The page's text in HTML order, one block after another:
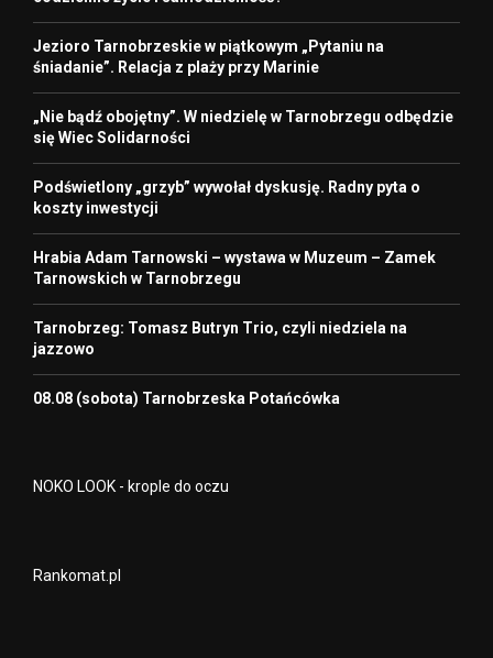
Jezioro Tarnobrzeskie w piątkowym „Pytaniu na
śniadanie”. Relacja z plaży przy Marinie
„Nie bądź obojętny”. W niedzielę w Tarnobrzegu odbędzie
się Wiec Solidarności
Podświetlony „grzyb” wywołał dyskusję. Radny pyta o
koszty inwestycji
Hrabia Adam Tarnowski – wystawa w Muzeum – Zamek
Tarnowskich w Tarnobrzegu
Tarnobrzeg: Tomasz Butryn Trio, czyli niedziela na
jazzowo
08.08 (sobota) Tarnobrzeska Potańcówka
NOKO LOOK - krople do oczu
Rankomat.pl